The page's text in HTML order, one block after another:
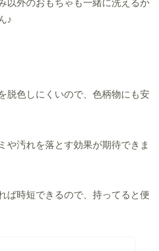
以外のおもちゃも一緒に洗えるか
♪
脱色しにくいので、色柄物にも安
や汚れを落とす効果が期待できま
ば時短できるので、持ってると便